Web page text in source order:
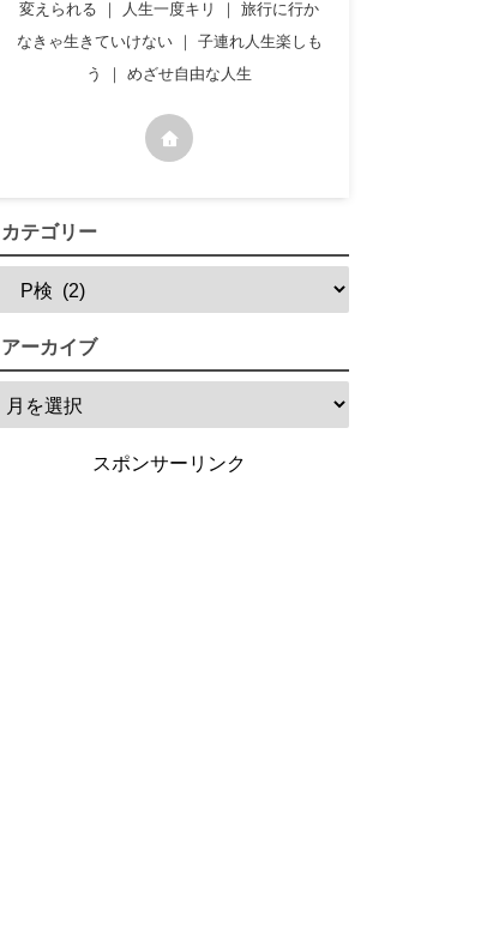
変えられる ｜ 人生一度キリ ｜ 旅行に行か
なきゃ生きていけない ｜ 子連れ人生楽しも
う ｜ めざせ自由な人生
カテゴリー
アーカイブ
スポンサーリンク